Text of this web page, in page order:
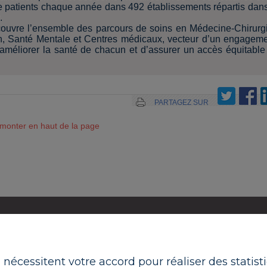
chaque année dans 492 établissements répartis
l’ensemble des parcours de soins en Médecine-
Mentale et Centres médicaux, vecteur d’un
la santé de chacun et d’assurer un accès
PARTAGEZ SUR
en haut de la page
votre accord pour réaliser des